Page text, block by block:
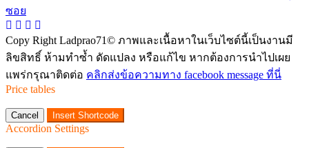
Copy Right Ladprao71© ภาพและเนื้อหาในเว็บไซต์นี้เป็นงานมี
ลิขสิทธิ์ ห้ามทำซ้ำ ดัดแปลง หรือแก้ไข หากต้องการนำไปเผย
แพร่กรุณาติดต่อ คลิกส่งข้อความทาง facebook message ที่นี่
Price tables
Cancel Insert Shortcode
Accordion Settings